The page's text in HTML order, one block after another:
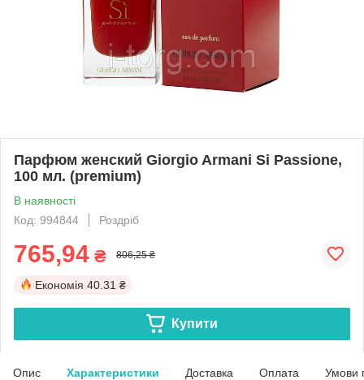
Парфюм женский Giorgio Armani Si Passione,
100 мл. (premium)
В наявності
Код: 994844
Роздріб
765,94 ₴ 806,25 ₴
Економія 40.31 ₴
Купити
Опис Характеристики Доставка Оплата Умови